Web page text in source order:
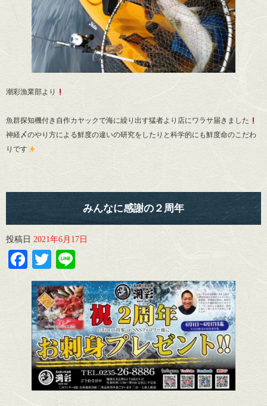
潮彩漁業部より
魚群探知機付き自作カヤックで海に繰り出す猛者より店にワラサ届きました
神経〆のやり方による鮮度の違いの研究をしたりと科学的にも鮮度命のこだわ
りです
みんなに感謝の２周年
投稿日 2021年6月17日
Facebook
Twitter
Line